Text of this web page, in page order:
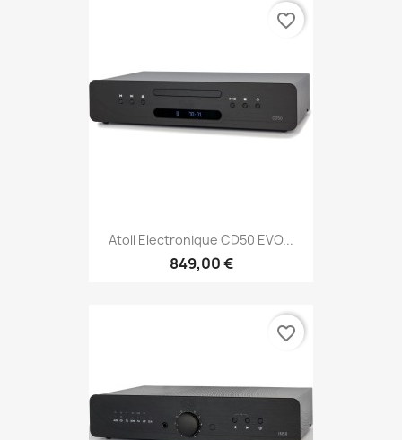
Atoll Electronique CD50 EVO...
849,00 €
favorite_border
favorite_border